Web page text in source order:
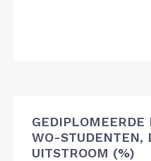
GEDIPLOMEERDE
WO-STUDENTEN,
UITSTROOM (%)